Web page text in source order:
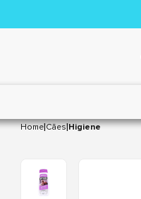
Home|Cães|Higiene